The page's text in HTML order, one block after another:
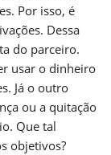
Por isso, é
Dessa
do parceiro.
usar o dinheiro
Já o outro
ou a quitação
Que tal
objetivos?